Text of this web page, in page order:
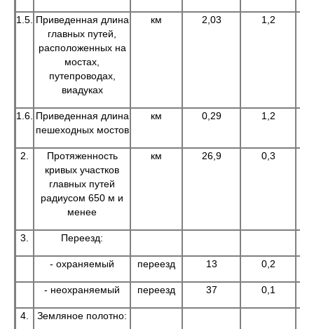
1.5. Приведенная длина
главных путей,
расположенных на
мостах,
путепроводах,
виадуках
км 2,03 1,2
1.6. Приведенная длина
пешеходных мостов
км 0,29 1,2
2.
Протяженность
кривых участков
главных путей
радиусом 650 м и
менее
км 26,9 0,3
3. Переезд:
- охраняемый переезд 13 0,2
- неохраняемый переезд 37 0,1
4. Земляное полотно: